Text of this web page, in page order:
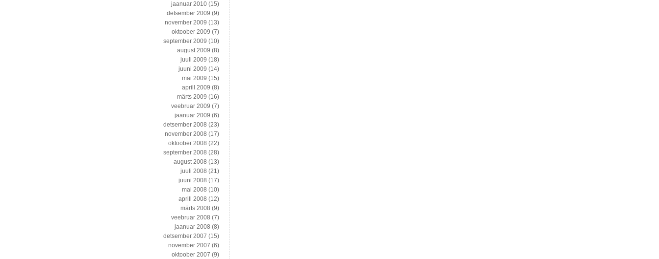
jaanuar 2010 (15)
detsember 2009 (9)
november 2009 (13)
oktoober 2009 (7)
september 2009 (10)
august 2009 (8)
juuli 2009 (18)
juuni 2009 (14)
mai 2009 (15)
aprill 2009 (8)
märts 2009 (16)
veebruar 2009 (7)
jaanuar 2009 (6)
detsember 2008 (23)
november 2008 (17)
oktoober 2008 (22)
september 2008 (28)
august 2008 (13)
juuli 2008 (21)
juuni 2008 (17)
mai 2008 (10)
aprill 2008 (12)
märts 2008 (9)
veebruar 2008 (7)
jaanuar 2008 (8)
detsember 2007 (15)
november 2007 (6)
oktoober 2007 (9)